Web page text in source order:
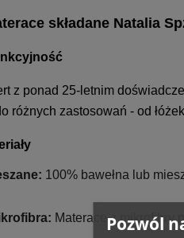
składane Natalia
z ponad 25-letnim
różnych zastosowań - od
100% bawełna lub
Materace z mikrofibry
Pozwól